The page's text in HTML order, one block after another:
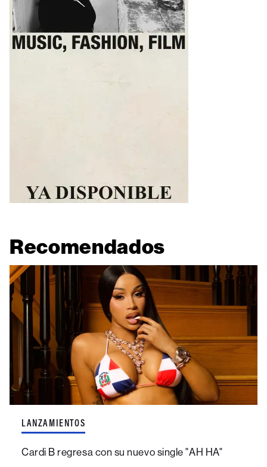
Recomendados
LANZAMIENTOS
Cardi B regresa con su nuevo single "AH HA"